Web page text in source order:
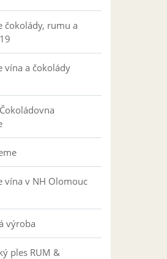
čokolády, rumu a
vína a čokolády
vína v NH Olomouc
výroba
ples RUM &